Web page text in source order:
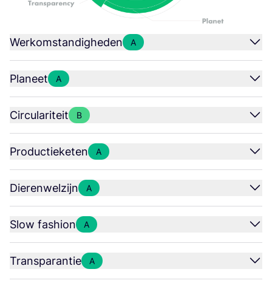
Werkomstandigheden A
Planeet A
Circulariteit B
Productieketen A
Dierenwelzijn A
Slow fashion A
Transparantie A